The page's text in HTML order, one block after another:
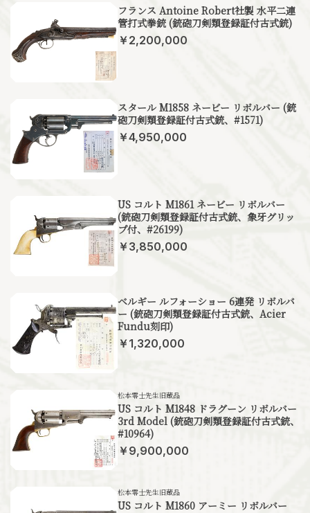
フランス Antoine Robert社製 水平二連
管打式拳銃 (銃砲刀剣類登録証付古式銃)
￥2,200,000
スタール M1858 ネービー リボルバー (銃
砲刀剣類登録証付古式銃、#1571)
￥4,950,000
US コルト M1861 ネービー リボルバー
(銃砲刀剣類登録証付古式銃、象牙グリッ
プ付、#26199)
￥3,850,000
ベルギー ルフォーショー 6連発 リボルバ
ー (銃砲刀剣類登録証付古式銃、Acier
Fundu刻印)
￥1,320,000
US コルト M1848 ドラグーン リボルバー
3rd Model (銃砲刀剣類登録証付古式銃、
#10964)
松本零士先生旧蔵品
￥9,900,000
US コルト M1860 アーミー リボルバー
松本零士先生旧蔵品